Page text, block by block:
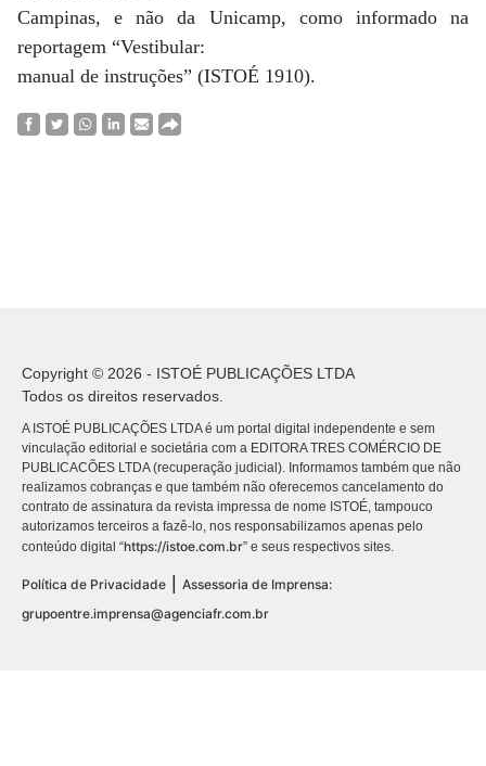
Campinas, e não da Unicamp, como informado na
reportagem “Vestibular:
manual de instruções” (ISTOÉ 1910).
Copyright © 2026 - ISTOÉ PUBLICAÇÕES LTDA
Todos os direitos reservados.
A ISTOÉ PUBLICAÇÕES LTDA é um portal digital independente e sem
vinculação editorial e societária com a EDITORA TRES COMÉRCIO DE
PUBLICACÕES LTDA (recuperação judicial). Informamos também que não
realizamos cobranças e que também não oferecemos cancelamento do
contrato de assinatura da revista impressa de nome ISTOÉ, tampouco
autorizamos terceiros a fazê-lo, nos responsabilizamos apenas pelo
conteúdo digital “https://istoe.com.br” e seus respectivos sites.
Política de Privacidade
Assessoria de Imprensa:
grupoentre.imprensa@agenciafr.com.br